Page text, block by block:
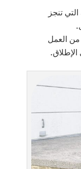
تنجز
من العمل